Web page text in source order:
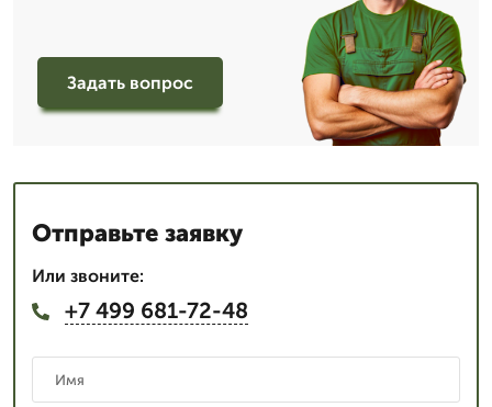
Задать вопрос
Отправьте заявку
Или звоните:
+7 499 681-72-48